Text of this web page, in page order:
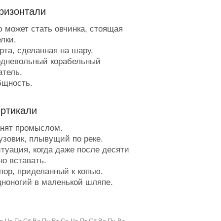
может стать овчинка, стоящая
сделанная на шару.
корабельный
которым можно тряхнуть.
строчка на чеке после
продуктов.
голова.
пальцев в гневе.
переводит в градусы.
по воздуху.
промыслом.
плывущий по реке.
когда даже после десяти
вставать.
приделанный к копью.
в маленькой шляпе.